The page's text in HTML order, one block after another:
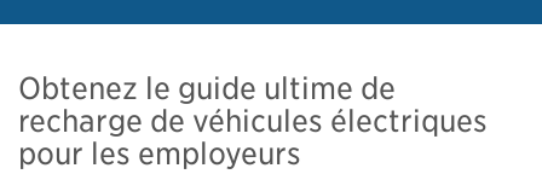
Obtenez le guide ultime de
recharge de véhicules électriques
pour les employeurs